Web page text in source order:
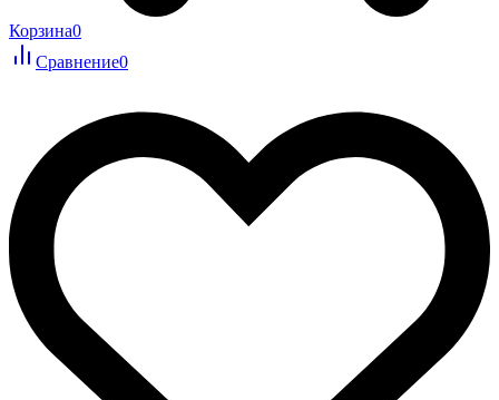
Корзина0
Сравнение0